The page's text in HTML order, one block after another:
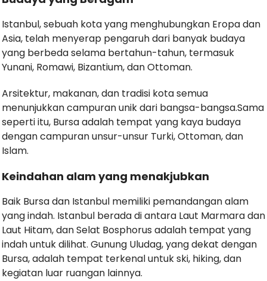
Istanbul, sebuah kota yang menghubungkan Eropa dan
Asia, telah menyerap pengaruh dari banyak budaya
yang berbeda selama bertahun-tahun, termasuk
Yunani, Romawi, Bizantium, dan Ottoman.
Arsitektur, makanan, dan tradisi kota semua
menunjukkan campuran unik dari bangsa-bangsa.Sama
seperti itu, Bursa adalah tempat yang kaya budaya
dengan campuran unsur-unsur Turki, Ottoman, dan
Islam.
Keindahan alam yang menakjubkan
Baik Bursa dan Istanbul memiliki pemandangan alam
yang indah. Istanbul berada di antara Laut Marmara dan
Laut Hitam, dan Selat Bosphorus adalah tempat yang
indah untuk dilihat. Gunung Uludag, yang dekat dengan
Bursa, adalah tempat terkenal untuk ski, hiking, dan
kegiatan luar ruangan lainnya.